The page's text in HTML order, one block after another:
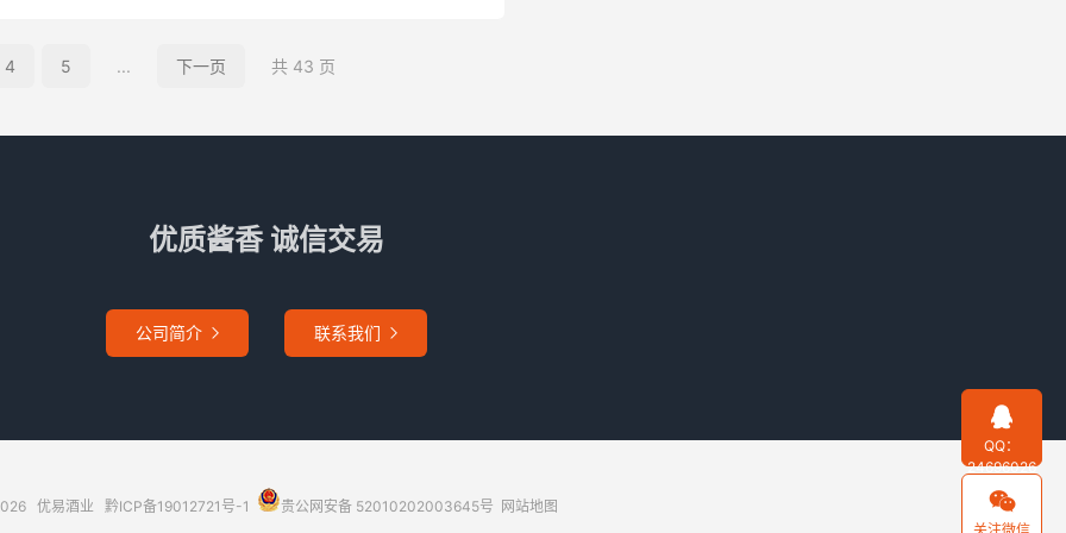
4 5 ... 下一页 共 43 页
优质酱香 诚信交易
公司简介  联系我们 
优易酒业 黔ICP备19012721号-1 贵公网安备 52010202003645号 网站地图

QQ：
24696026
